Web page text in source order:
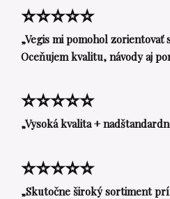
⭐⭐⭐⭐⭐
„Vegis mi pomohol zorientovať
Oceňujem kvalitu, návody aj
⭐⭐⭐⭐⭐
„Vysoká kvalita +
⭐⭐⭐⭐⭐
„Skutočne široký sortiment